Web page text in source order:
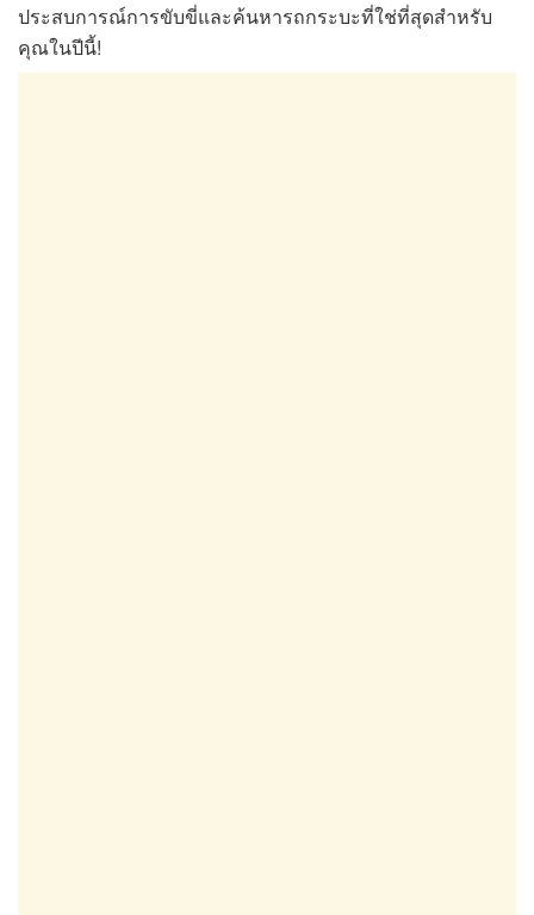
ประสบการณ์การขับขี่และค้นหารถกระบะที่ใช่ที่สุดสำหรับ
คุณในปีนี้!